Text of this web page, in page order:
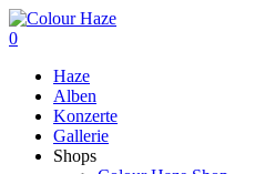
0
Haze
Alben
Konzerte
Gallerie
Shops